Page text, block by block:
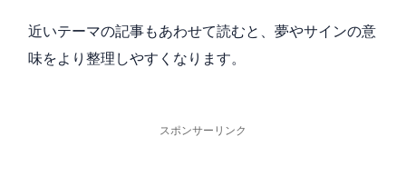
近いテーマの記事もあわせて読むと、夢やサインの意
味をより整理しやすくなります。
スポンサーリンク